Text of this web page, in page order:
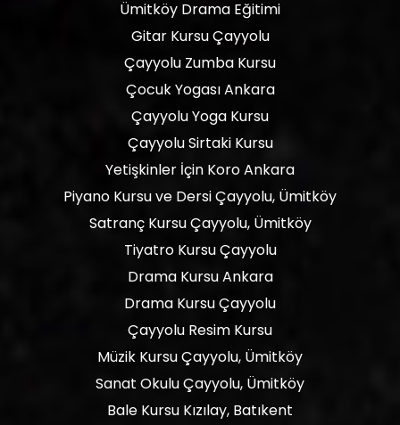
Ümitköy Drama Eğitimi
Gitar Kursu Çayyolu
Çayyolu Zumba Kursu
Çocuk Yogası Ankara
Çayyolu Yoga Kursu
Çayyolu Sirtaki Kursu
Yetişkinler İçin Koro Ankara
Piyano Kursu ve Dersi Çayyolu, Ümitköy
Satranç Kursu Çayyolu, Ümitköy
Tiyatro Kursu Çayyolu
Drama Kursu Ankara
Drama Kursu Çayyolu
Çayyolu Resim Kursu
Müzik Kursu Çayyolu, Ümitköy
Sanat Okulu Çayyolu, Ümitköy
Bale Kursu Kızılay, Batıkent